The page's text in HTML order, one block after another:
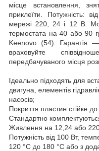
місце встановлення,
приклеїти. Потужність:
мережі 220, 24 і 12 В.
термостата на 40 або 90
Keenovo (54). Гарантія
враховуйте
передбачуваного місця
Ідеально підходять для
двигуна, елементів
насосів;
Покриття пластин стійке до
Стандартно
Живлення на 12,24 або
Потужність від 100 Вт,
120 °C до 180 °C або з